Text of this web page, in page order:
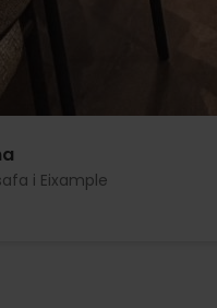
i Eixample